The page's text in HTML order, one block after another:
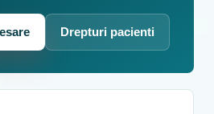
Drepturi pacienti